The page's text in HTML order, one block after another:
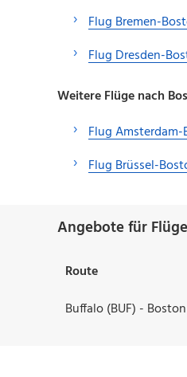
Flug Bremen-
Flug Dresden-
Weitere Flüge nach
Flug
Flug Brüssel-
Angebote für
Route
Buffalo (BUF) -